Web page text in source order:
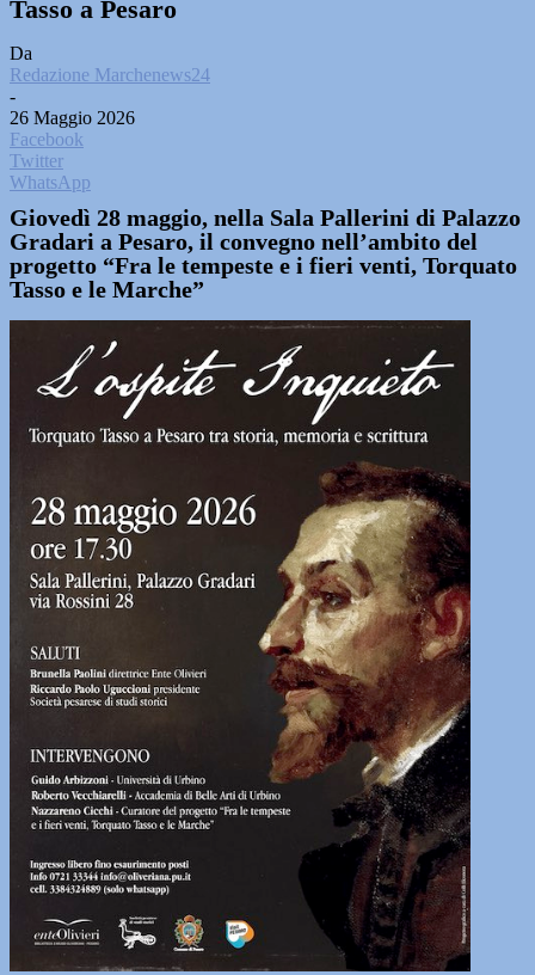
Tasso a Pesaro
Da
Redazione Marchenews24
-
26 Maggio 2026
Facebook
Twitter
WhatsApp
Giovedì 28 maggio, nella Sala Pallerini di Palazzo
Gradari a Pesaro, il convegno nell’ambito del
progetto “Fra le tempeste e i fieri venti, Torquato
Tasso e le Marche”